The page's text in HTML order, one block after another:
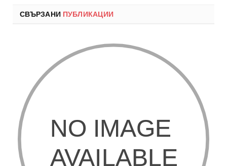
СВЪРЗАНИ ПУБЛИКАЦИИ